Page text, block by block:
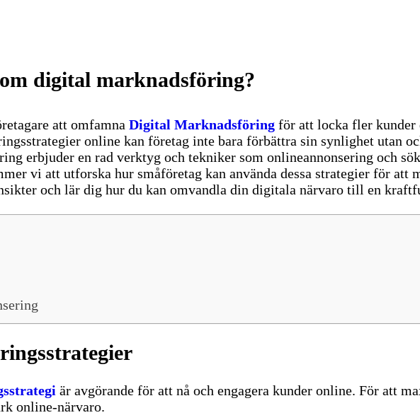
digital marknadsföring?
att omfamna Digital Marknadsföring för att locka fler kunder
online kan företag inte bara förbättra sin synlighet utan
erbjuder en rad verktyg och tekniker som onlineannonsering och
vi att utforska hur småföretag kan använda dessa strategier för att
och lär dig hur du kan omvandla din digitala närvaro till en
är avgörande för att nå och engagera kunder online. För att
online-närvaro.